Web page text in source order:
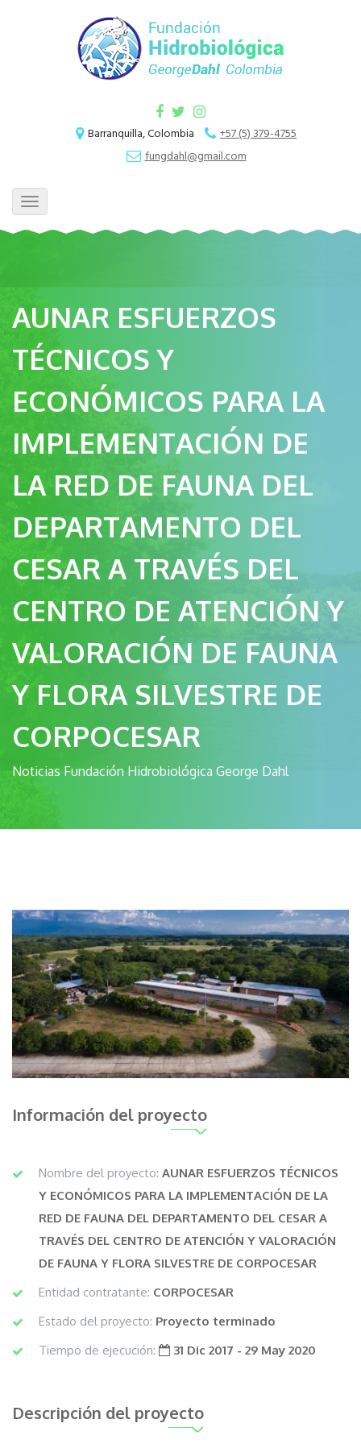
Barranquilla, Colombia
+57 (5) 379-4755
fungdahl@gmail.com
Toggle
navigation
AUNAR ESFUERZOS
TÉCNICOS Y
ECONÓMICOS PARA LA
IMPLEMENTACIÓN DE
LA RED DE FAUNA DEL
DEPARTAMENTO DEL
CESAR A TRAVÉS DEL
CENTRO DE ATENCIÓN Y
VALORACIÓN DE FAUNA
Y FLORA SILVESTRE DE
CORPOCESAR
Noticias Fundación Hidrobiológica George Dahl
Información del proyecto
Nombre del proyecto: AUNAR ESFUERZOS TÉCNICOS
Y ECONÓMICOS PARA LA IMPLEMENTACIÓN DE LA
RED DE FAUNA DEL DEPARTAMENTO DEL CESAR A
TRAVÉS DEL CENTRO DE ATENCIÓN Y VALORACIÓN
DE FAUNA Y FLORA SILVESTRE DE CORPOCESAR
Entidad contratante: CORPOCESAR
Estado del proyecto: Proyecto terminado
Tiempo de ejecución:
31 Dic 2017 - 29 May 2020
Descripción del proyecto